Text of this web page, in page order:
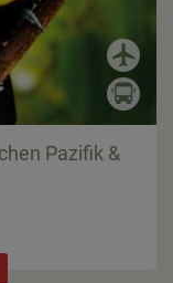
Pazifik &